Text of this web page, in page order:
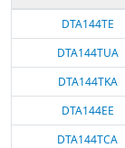
DTA144TE
DTA144TUA
DTA144TKA
DTA144EE
DTA144TCA